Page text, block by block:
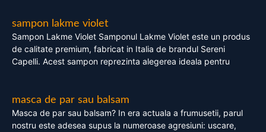
sampon lakme violet
Sampon Lakme Violet Samponul Lakme Violet este un produs
de calitate premium, fabricat in Italia de brandul Sereni
Capelli. Acest sampon reprezinta alegerea ideala pentru
masca de par sau balsam
Masca de par sau balsam? In era actuala a frumusetii, parul
nostru este adesea supus la numeroase agresiuni: uscare,